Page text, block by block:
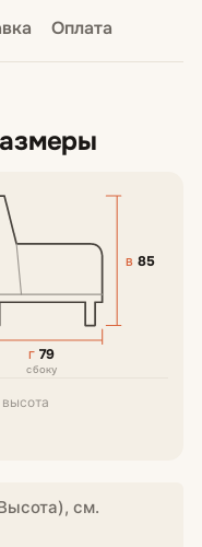
Оплата
Г 79
В 85
сбоку
см.